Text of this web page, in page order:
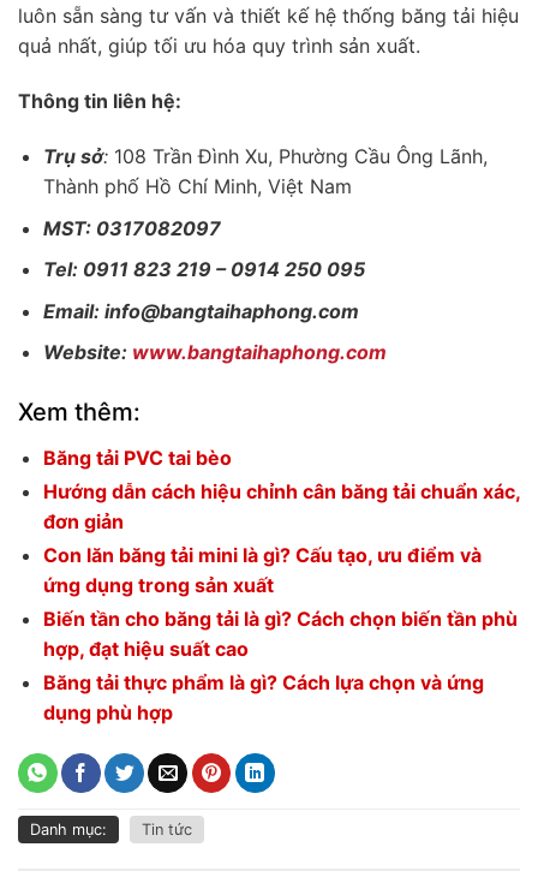
luôn sẵn sàng tư vấn và thiết kế hệ thống băng tải hiệu
quả nhất, giúp tối ưu hóa quy trình sản xuất.
Thông tin liên hệ:
Trụ sở: 108 Trần Đình Xu, Phường Cầu Ông Lãnh,
Thành phố Hồ Chí Minh, Việt Nam
MST: 0317082097
Tel: 0911 823 219 – 0914 250 095
Email: info@bangtaihaphong.com
Website: www.bangtaihaphong.com
Xem thêm:
Băng tải PVC tai bèo
Hướng dẫn cách hiệu chỉnh cân băng tải chuẩn xác,
đơn giản
Con lăn băng tải mini là gì? Cấu tạo, ưu điểm và
ứng dụng trong sản xuất
Biến tần cho băng tải là gì? Cách chọn biến tần phù
hợp, đạt hiệu suất cao
Băng tải thực phẩm là gì? Cách lựa chọn và ứng
dụng phù hợp
Danh mục: Tin tức